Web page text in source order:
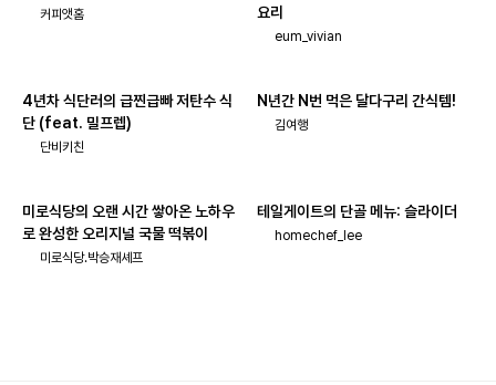
커피앳홈
요리
eum_vivian
4년차 식단러의 급찐급빠 저탄수 식
단 (feat. 밀프렙)
단비키친
N년간 N번 먹은 달다구리 간식템!
김여행
미로식당의 오랜 시간 쌓아온 노하우
로 완성한 오리지널 국물 떡볶이
미로식당.박승재셰프
테일게이트의 단골 메뉴: 슬라이더
homechef_lee